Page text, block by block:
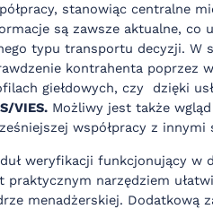
stanowiąc centralne
są zawsze aktualne, co
typu transportu decyzji. W
kontrahenta poprzez
giełdowych, czy dzięki
VIES.Możliwy jest także
współpracy z innymi
weryfikacji funkcjonujący w
praktycznym narzędziem
menadżerskiej. Dodatkową